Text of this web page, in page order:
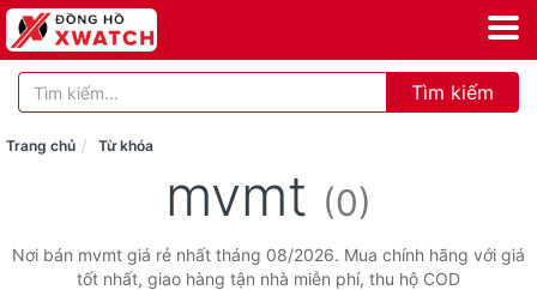
Tìm kiếm
Trang chủ Từ khóa
mvmt (0)
Nơi bán mvmt giá rẻ nhất tháng 08/2026. Mua chính hãng với giá
tốt nhất, giao hàng tận nhà miễn phí, thu hộ COD